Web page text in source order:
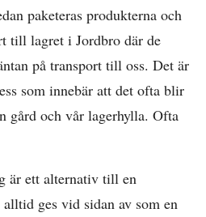
paketeras produkterna och
till lagret i Jordbro där de
på transport till oss. Det är
som innebär att det ofta blir
gård och vår lagerhylla. Ofta
är ett alternativ till en
ges vid sidan av som en